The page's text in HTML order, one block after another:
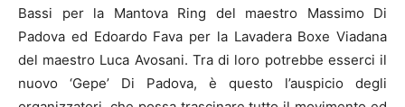
Bassi per la Mantova Ring del maestro Massimo Di
Padova ed Edoardo Fava per la Lavadera Boxe Viadana
del maestro Luca Avosani. Tra di loro potrebbe esserci il
nuovo ‘Gepe’ Di Padova, è questo l’auspicio degli